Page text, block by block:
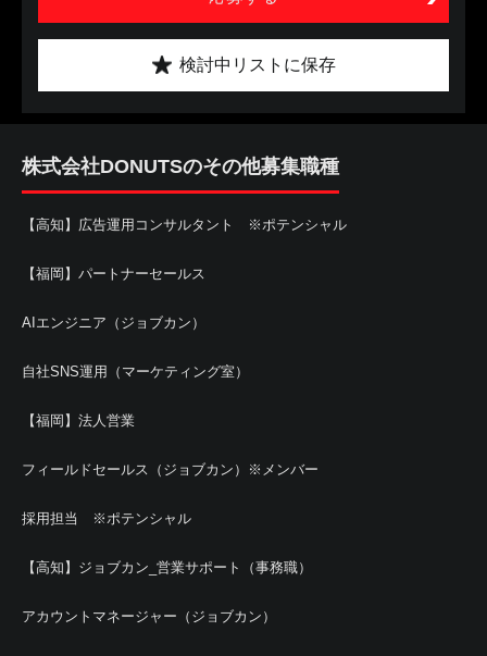
検討中リストに保存
株式会社DONUTSのその他募集職種
【高知】広告運用コンサルタント ※ポテンシャル
【福岡】パートナーセールス
AIエンジニア（ジョブカン）
自社SNS運用（マーケティング室）
【福岡】法人営業
フィールドセールス（ジョブカン）※メンバー
採用担当 ※ポテンシャル
【高知】ジョブカン_営業サポート（事務職）
アカウントマネージャー（ジョブカン）